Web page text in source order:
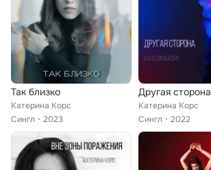
Так близко
Катерина Корс
Сингл
2023
Другая сторона
Катерина Корс
Сингл
2022